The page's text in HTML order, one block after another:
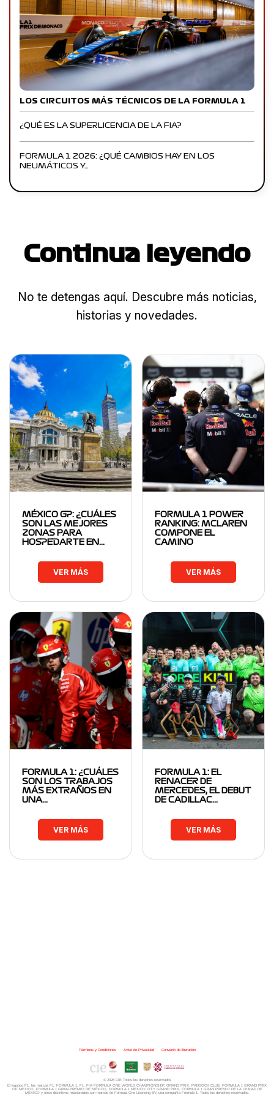
LOS CIRCUITOS MÁS TÉCNICOS DE LA FORMULA 1
¿QUÉ ES LA SUPERLICENCIA DE LA FIA?
FORMULA 1 2026: ¿QUÉ CAMBIOS HAY EN LOS
NEUMÁTICOS Y…
Continua leyendo
No te detengas aquí. Descubre más noticias,
historias y novedades.
MÉXICO GP: ¿CUÁLES
SON LAS MEJORES
ZONAS PARA
HOSPEDARTE EN…
VER MÁS
FORMULA 1 POWER
RANKING: MCLAREN
COMPONE EL
CAMINO
VER MÁS
FORMULA 1: ¿CUÁLES
SON LOS TRABAJOS
MÁS EXTRAÑOS EN
UNA…
VER MÁS
FORMULA 1: EL
RENACER DE
MERCEDES, EL DEBUT
DE CADILLAC…
VER MÁS
Términos y Condiciones| Aviso de Privacidad| Convenio de liberación
© 2026 CIE Todos los derechos reservados
El logotipo F1, las marcas F1, FORMULA 1, F1, FIA FORMULA ONE WORLD CHAMPIONSHIP, GRAND PRIX, PADDOCK CLUB,
FORMULA 1 GRAND PRIX
OF MEXICO, FORMULA 1 GRAN PREMIO DE MÉXICO, FORMULA 1 MEXICO CITY GRAND PRIX, FORMULA 1 GRAN PREMIO DE LA CIUDAD DE
MÉXICO y otros distintivosrelacionados son marcas de Formula One Licensing BV, una compañía Formula 1. Todos los derechos reservados.